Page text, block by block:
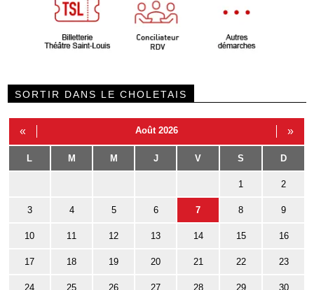
SORTIR DANS LE CHOLETAIS
« Août 2026 »
L M M J V S D
1 2
3 4 5 6 7 8 9
10 11 12 13 14 15 16
17 18 19 20 21 22 23
24 25 26 27 28 29 30